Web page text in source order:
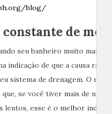
blog/
constante de
seu banheiro muito mais
indicação de que a causa raiz
sistema de drenagem. O
que, se você tiver mais de um
lentos, esse é o melhor